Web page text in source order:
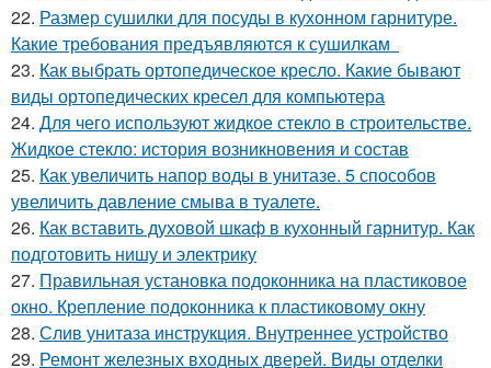
22. Размер сушилки для посуды в кухонном гарнитуре.
Какие требования предъявляются к сушилкам
23. Как выбрать ортопедическое кресло. Какие бывают
виды ортопедических кресел для компьютера
24. Для чего используют жидкое стекло в строительстве.
Жидкое стекло: история возникновения и состав
25. Как увеличить напор воды в унитазе. 5 способов
увеличить давление смыва в туалете.
26. Как вставить духовой шкаф в кухонный гарнитур. Как
подготовить нишу и электрику
27. Правильная установка подоконника на пластиковое
окно. Крепление подоконника к пластиковому окну
28. Слив унитаза инструкция. Внутреннее устройство
29. Ремонт железных входных дверей. Виды отделки